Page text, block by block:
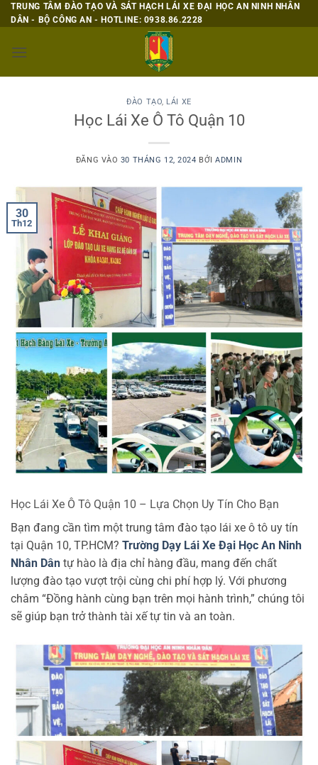
Bỏ
qua
dung
TRUNG TÂM ĐÀO TẠO VÀ SÁT HẠCH LÁI XE ĐẠI HỌC AN NINH NHÂN
DÂN - BỘ CÔNG AN - HOTLINE: 0938.86.2228
ĐÀO TẠO, LÁI XE
Học Lái Xe Ô Tô Quận 10
ĐĂNG VÀO 30 THÁNG 12, 2024 BỞIADMIN
30
Th12
Học Lái Xe Ô Tô Quận 10 – Lựa Chọn Uy Tín Cho Bạn
Bạn đang cần tìm một trung tâm đào tạo lái xe ô tô uy tín
tại Quận 10, TP.HCM? Trường Dạy Lái Xe Đại Học An Ninh
Nhân Dân tự hào là địa chỉ hàng đầu, mang đến chất
lượng đào tạo vượt trội cùng chi phí hợp lý. Với phương
châm “Đồng hành cùng bạn trên mọi hành trình,” chúng tôi
sẽ giúp bạn trở thành tài xế tự tin và an toàn.